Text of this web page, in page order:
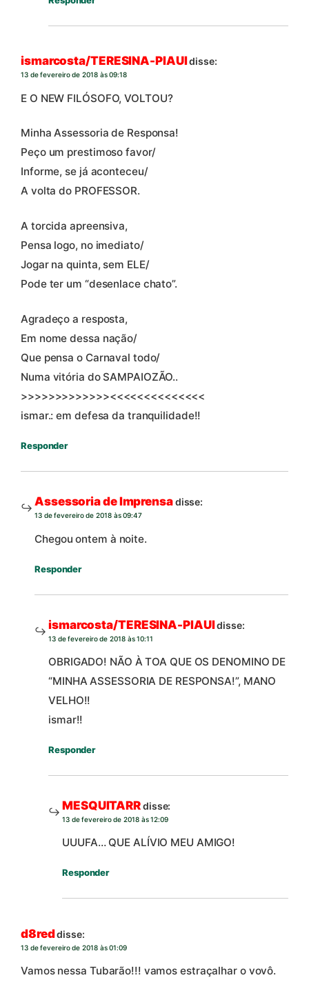
ismarcosta/TERESINA-PIAUIdisse:
13 de fevereiro de 2018 às 09:18
E O NEW FILÓSOFO, VOLTOU?
Minha Assessoria de Responsa!
Peço um prestimoso favor/
Informe, se já aconteceu/
A volta do PROFESSOR.
A torcida apreensiva,
Pensa logo, no imediato/
Jogar na quinta, sem ELE/
Pode ter um “desenlace chato”.
Agradeço a resposta,
Em nome dessa nação/
Que pensa o Carnaval todo/
Numa vitória do SAMPAIOZÃO..
>>>>>>>>>>>>><<<<<<<<<<<<<<
ismar.: em defesa da tranquilidade!!
Responder
Assessoria de Imprensadisse:
13 de fevereiro de 2018 às 09:47
Chegou ontem à noite.
Responder
ismarcosta/TERESINA-PIAUIdisse:
13 de fevereiro de 2018 às 10:11
OBRIGADO! NÃO À TOA QUE OS DENOMINO DE
“MINHA ASSESSORIA DE RESPONSA!”, MANO
VELHO!!
ismar!!
Responder
MESQUITARRdisse:
13 de fevereiro de 2018 às 12:09
UUUFA… QUE ALÍVIO MEU AMIGO!
Responder
d8reddisse:
13 de fevereiro de 2018 às 01:09
Vamos nessa Tubarão!!! vamos estraçalhar o vovô.